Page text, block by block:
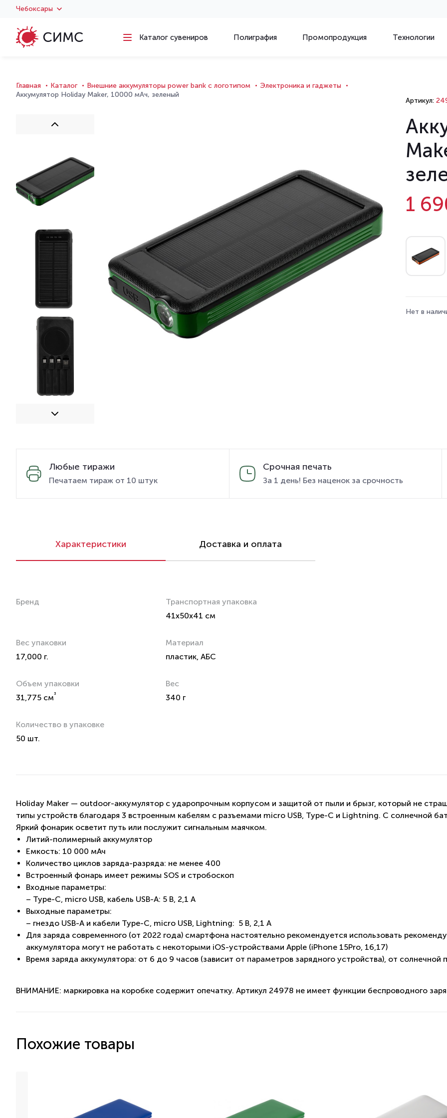
Чебоксары
Каталог сувениров Полиграфия Промопродукция Технологии
Главная Каталог Внешние аккумуляторы power bank с логотипом
Электроника и гаджеты
Аккумулятор Holiday Maker, 10000 мАч, зеленый
Артикул:
1
Нет в
Любые тиражи
Печатаем тираж от 10 штук
Срочная печать
За 1 день! Без наценок за срочность
Характеристики Доставка и оплата
Бренд
Транспортная упаковка
41x50x41 см
Вес упаковки
17,000 г.
Материал
пластик, АБС
Объем упаковки
31,775 см³
Вес
340 г
Количество в упаковке
50 шт.
Holiday Maker — outdoor-аккумулятор с ударопрочным корпусом и защитой от пыли и брызг, который не
типы устройств благодаря 3 встроенным кабелям с разъемами micro USB, Type-C и Lightning. С солнечной
Яркий фонарик осветит путь или послужит сигнальным маячком.
Литий-полимерный аккумулятор
Емкость: 10 000 мАч
Количество циклов заряда-разряда: не менее 400
Встроенный фонарь имеет режимы SOS и стробоскоп
Входные параметры:
– Type-C, micro USB, кабель USB-A: 5 В, 2,1 A
Выходные параметры:
– гнездо USB-A и кабели Type-C, micro USB, Lightning: 5 В, 2,1 A
Для заряда современного (от 2022 года) смартфона настоятельно рекомендуется использовать
аккумулятора могут не работать с некоторыми iOS-устройствами Apple (iPhone 15Pro, 16,17)
Время заряда аккумулятора: от 6 до 9 часов (зависит от параметров зарядного устройства), от
ВНИМАНИЕ: маркировка на коробке содержит опечатку. Артикул 24978 не имеет функции беспроводного
Похожие товары